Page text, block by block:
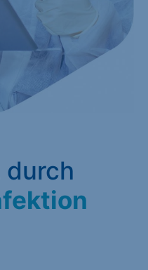
durch